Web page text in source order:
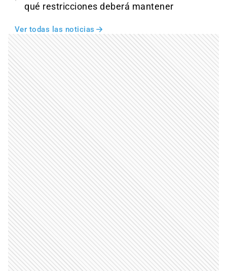
qué restricciones deberá mantener
Ver todas las noticias